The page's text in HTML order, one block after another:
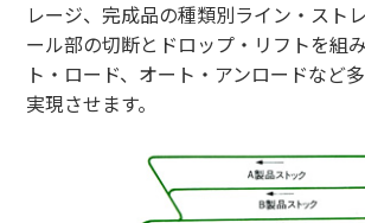
レージ、完成品の種類別ライン・スト
ール部の切断とドロップ・リフトを組
ト・ロード、オート・アンロードなど
実現させます。